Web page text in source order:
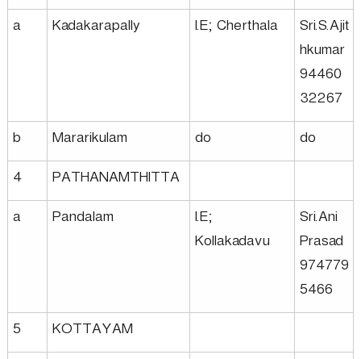
a
Kadakarapally I.E; Cherthala
Sri.S.Ajit
hkumar
94460
32267
b
Mararikulam do
do
4
PATHANAMTHITTA
a
Pandalam
I.E;
Kollakadavu
Sri.Ani
Prasad
974779
5466
5
KOTTAYAM